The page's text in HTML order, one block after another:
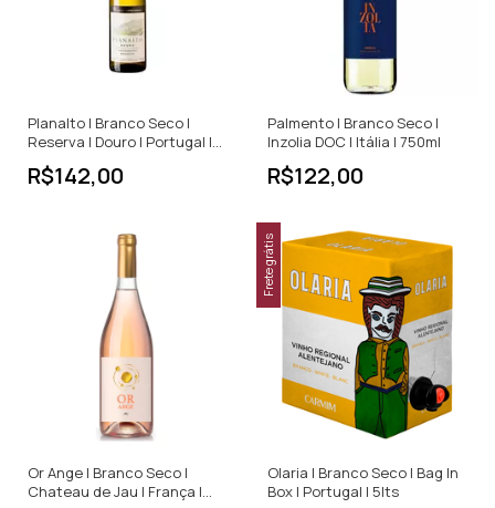
Planalto | Branco Seco |
Reserva | Douro | Portugal |
750ml
R$142,00
Palmento | Branco Seco |
Inzolia DOC | Itália | 750ml
R$122,00
Or Ange | Branco Seco |
Chateau de Jau | França |
Frete grátis
Olaria | Branco Seco | Bag In
Box | Portugal | 5lts